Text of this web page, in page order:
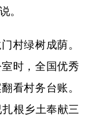
。
村绿树成荫。
时，全国优秀
看村务台账。
根乡土奉献三